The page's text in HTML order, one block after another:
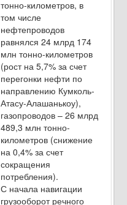
тонно-километров, в
том числе
нефтепроводов
равнялся 24 млрд 174
млн тонно-километров
(рост на 5,7% за счет
перегонки нефти по
направлению Кумколь-
Атасу-Алашанькоу),
газопроводов – 26 млрд
489,3 млн тонно-
километров (снижение
на 0,4% за счет
сокращения
потребления).
С начала навигации
грузооборот речного